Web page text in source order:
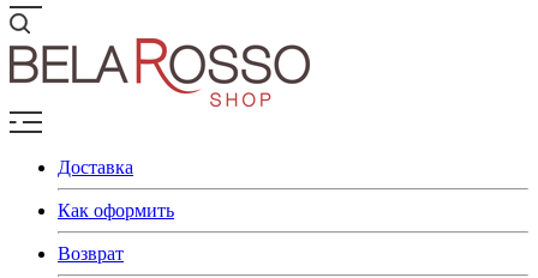
Доставка
Как оформить
Возврат